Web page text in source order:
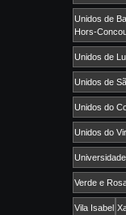
Unidos de
Hors-
Unidos de
Unidos de
Unidos do
Unidos do
Verde e
Vila Isabel